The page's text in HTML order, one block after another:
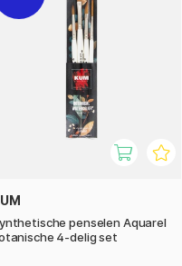
penselen Aquarel
4-delig set